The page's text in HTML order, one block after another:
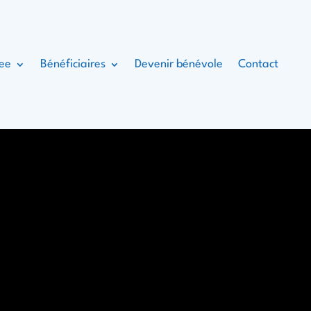
Bénéficiaires Devenir bénévole Contact